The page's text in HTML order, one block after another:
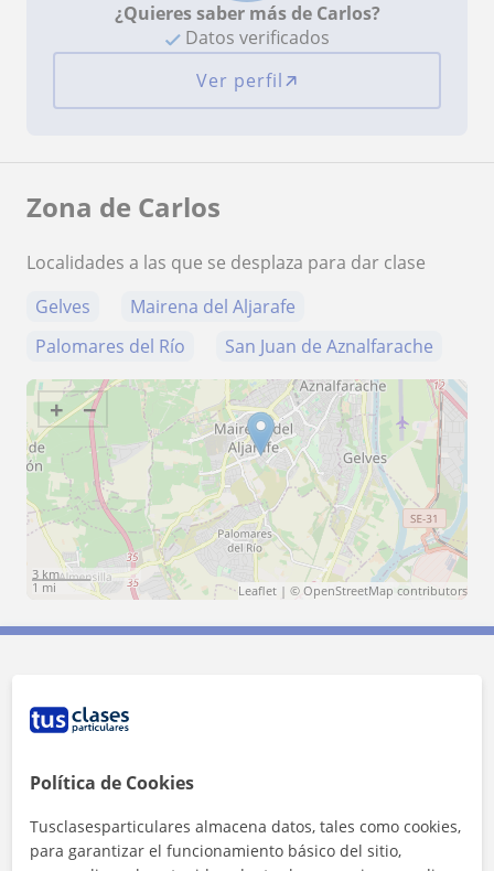
¿Quieres saber más de Carlos?
Datos verificados
Ver perfil
Zona de Carlos
Localidades a las que se desplaza para dar clase
Gelves
Mairena del Aljarafe
Palomares del Río
San Juan de Aznalfarache
+ −
3 km
1 mi
Leaflet | © OpenStreetMap contributors
Política de Cookies
Tusclasesparticulares almacena datos, tales como cookies,
para garantizar el funcionamiento básico del sitio,